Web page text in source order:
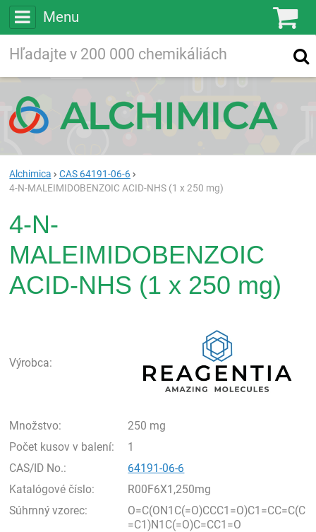
Menu
Vyhľadávanie
Alchimica
CAS 64191-06-6
4-N-MALEIMIDOBENZOIC ACID-NHS (1 x 250 mg)
4-N-
MALEIMIDOBENZOIC
ACID-NHS (1 x 250 mg)
Výrobca:
Množstvo:
250 mg
Počet kusov v balení:
1
CAS/ID No.:
64191-06-6
Katalógové číslo:
R00F6X1,250mg
Súhrnný vzorec:
O=C(ON1C(=O)CCC1=O)C1=CC=C(C
=C1)N1C(=O)C=CC1=O